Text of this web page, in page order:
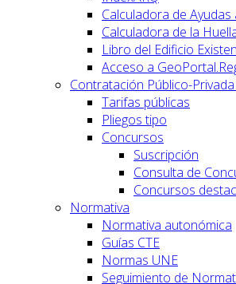
Calculadora de Ayudas
Calculadora de la
Libro del Edificio
Acceso a
Contratación Público-
Tarifas públicas
Pliegos tipo
Concursos
Suscripción
Consulta de
Concursos
Normativa
Normativa autonómica
Guías CTE
Normas UNE
Seguimiento de